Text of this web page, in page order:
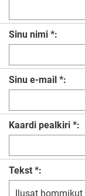
Sinu nimi *:
Sinu e-mail *:
Kaardi pealkiri *:
Tekst *: